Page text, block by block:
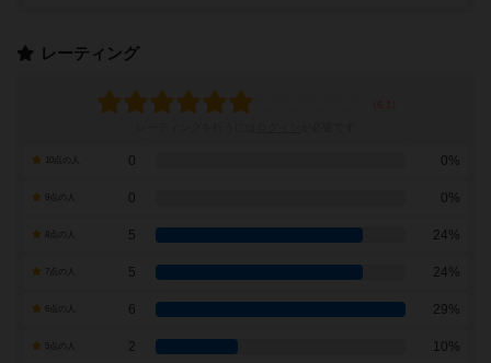
レーティング
0 0%
0 0%
5 24%
7点の人 5 24%
6 29%
2 10%